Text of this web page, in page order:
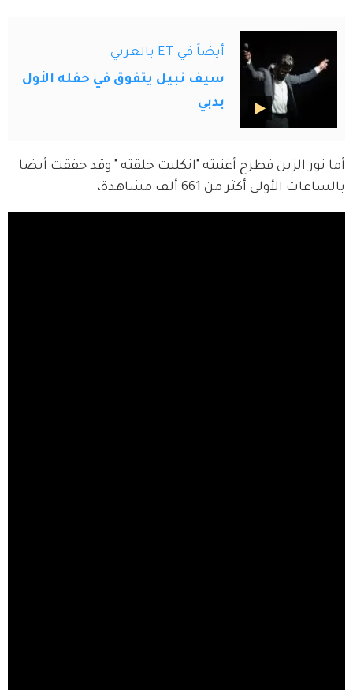
أيضاً في ET بالعربي
سيف نبيل يتفوق في حفله الأول
بدبي
أما نور الزين فطرح أغنيته "انكلبت خلقته " وقد حققت أيضا
بالساعات الأولى أكثر من 661 ألف مشاهدة،